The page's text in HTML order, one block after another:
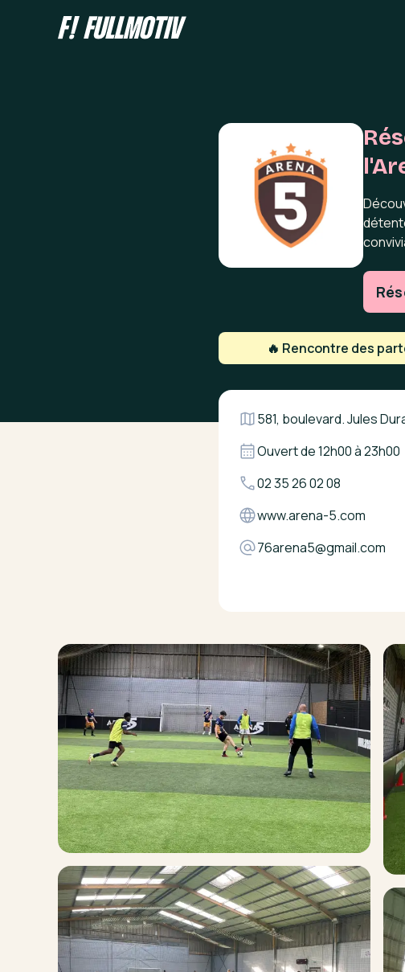
🔥 Rencontre des
581, boulevard. Jules
Ouvert de12h00à23h00
02 35 26 02 08
www.arena-5.com
76arena5@gmail.com